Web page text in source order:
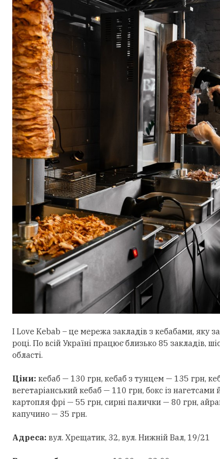
I Love Kebab – це мережа закладів з кебабами, яку
році. По всій Україні працює близько 85 закладів,
області.
Ціни: кебаб — 130 грн, кебаб з тунцем — 135 грн,
вегетаріанський кебаб — 110 грн, бокс із
картопля фрі — 55 грн, сирні палички — 80 грн,
капучино — 35 грн.
Адреса: вул. Хрещатик, 32, вул. Нижній Вал, 19/21